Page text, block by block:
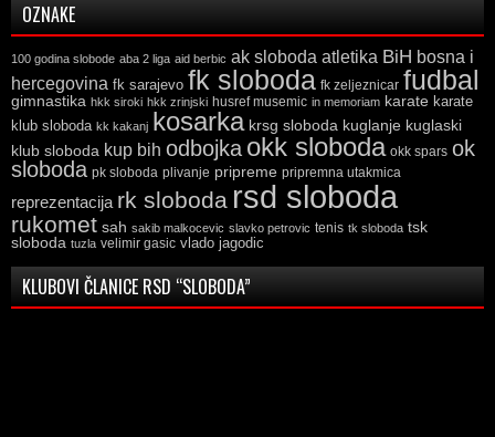
OZNAKE
100 godina slobode aba 2 liga aid berbic ak sloboda atletika BiH bosna i
hercegovina fk sarajevo fk sloboda fk zeljeznicar fudbal
gimnastika hkk siroki hkk zrinjski husref musemic in memoriam karate karate
klub sloboda kk kakanj kosarka krsg sloboda kuglanje kuglaski
klub sloboda kup bih odbojka okk sloboda okk spars ok
sloboda pk sloboda plivanje pripreme pripremna utakmica
reprezentacija rk sloboda rsd sloboda
rukomet sah sakib malkocevic slavko petrovic tenis tk sloboda tsk
sloboda tuzla velimir gasic vlado jagodic
KLUBOVI ČLANICE RSD “SLOBODA”